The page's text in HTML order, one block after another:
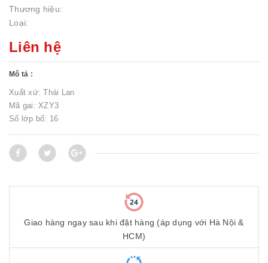
Thương hiệu:
Loại:
Liên hệ
Mô tả :
Xuất xứ: Thái Lan
Mã gai: XZY3
Số lớp bố: 16
Giao hàng ngay sau khi đặt hàng (áp dụng với Hà Nội &
HCM)